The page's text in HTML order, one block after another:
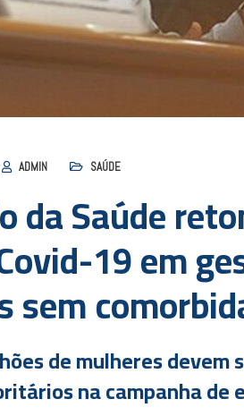
ADMIN SAÚDE
da Saúde
19 em
sem
de mulheres devem
na campanha